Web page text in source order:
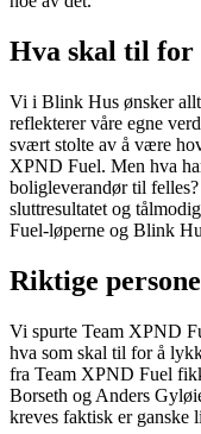
Hva skal til for
Vi i Blink Hus ønsker
reflekterer våre egne
svært stolte av å være
XPND Fuel. Men hva
boligleverandør til
sluttresultatet og
Fuel-løperne og Blink
Riktige
Vi spurte Team XPND
hva som skal til for å
fra Team XPND Fuel
Borseth og Anders
kreves faktisk er ganske